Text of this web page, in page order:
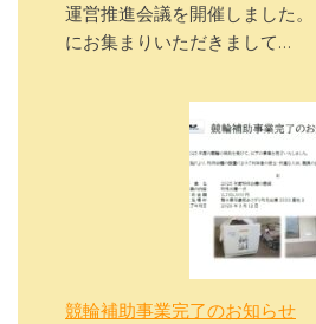
運営推進会議を開催しました
にお集まりいただきまして…
競輪補助事業完了のお知らせ